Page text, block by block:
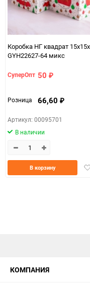
Коробка НГ квадрат
GYH22627-64 микс
СуперОпт 50 ₽
Розница 66,60 ₽
Артикул: 00095701
В наличии
В корзину
КОМПАНИЯ